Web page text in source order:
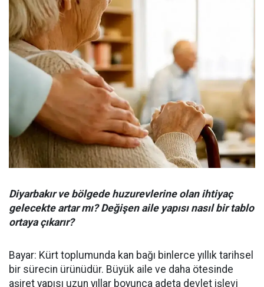
Diyarbakır ve bölgede huzurevlerine olan ihtiyaç
gelecekte artar mı? Değişen aile yapısı nasıl bir tablo
ortaya çıkarır?
Bayar: Kürt toplumunda kan bağı binlerce yıllık tarihsel
bir sürecin ürünüdür. Büyük aile ve daha ötesinde
aşiret yapısı uzun yıllar boyunca adeta devlet işlevi